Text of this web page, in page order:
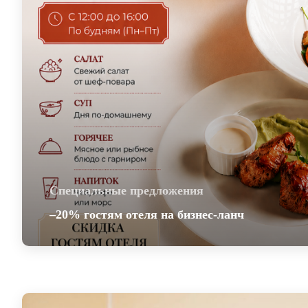
Специальные предложения
–20% гостям отеля на бизнес-ланч
–20% гостям отеля на бизнес-ланч